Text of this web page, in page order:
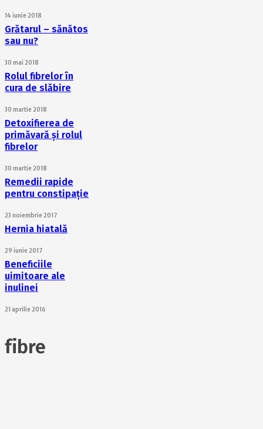
14 iunie 2018
Grătarul – sănătos
sau nu?
30 mai 2018
Rolul fibrelor în
cura de slăbire
30 martie 2018
Detoxifierea de
primăvară și rolul
fibrelor
30 martie 2018
Remedii rapide
pentru constipație
23 noiembrie 2017
Hernia hiatală
29 iunie 2017
Beneficiile
uimitoare ale
inulinei
21 aprilie 2016
fibre